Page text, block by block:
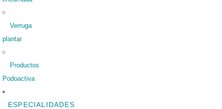
Verruga
plantar
Productos
Podoactiva
ESPECIALIDADES